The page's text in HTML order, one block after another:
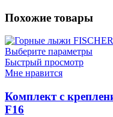
Похожие товары
Выберите параметры
Быстрый просмотр
Мне нравится
Комплект с
F16